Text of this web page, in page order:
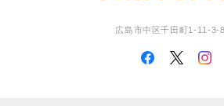
広島市中区千田町1-11-3-